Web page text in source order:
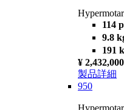
114
9.8
191
¥ 2,432,000
製品詳細
950